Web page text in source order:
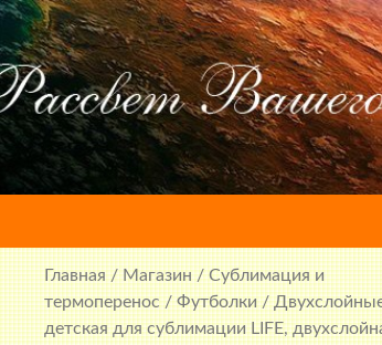
Главная/Магазин/Сублимация и
термоперенос/Футболки/
детская для сублимации LIFE,